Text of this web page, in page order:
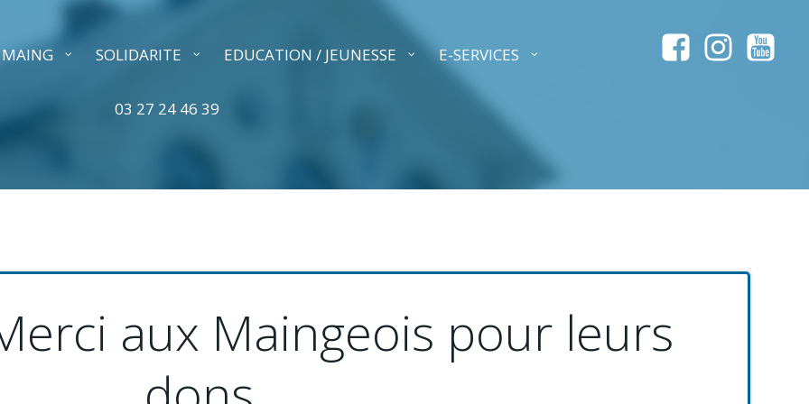
MAING SOLIDARITE EDUCATION / JEUNESSE E-SERVICES
03 27 24 46 39
aux Maingeois pour leurs